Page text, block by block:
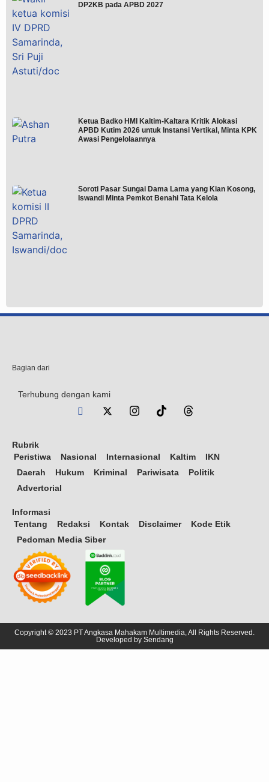
DP2KB pada APBD 2027
Ketua Badko HMI Kaltim-Kaltara Kritik Alokasi
APBD Kutim 2026 untuk Instansi Vertikal, Minta KPK
Awasi Pengelolaannya
Soroti Pasar Sungai Dama Lama yang Kian Kosong,
Iswandi Minta Pemkot Benahi Tata Kelola
Bagian dari
Terhubung dengan kami
Rubrik
Peristiwa
Nasional Internasional Kaltim
IKN
Daerah
Hukum Kriminal Pariwisata
Politik
Advertorial
Informasi
Tentang
Redaksi Kontak Disclaimer
Kode Etik
Pedoman Media Siber
Copyright © 2023 PT Angkasa Mahakam Multimedia, All Rights Reserved.
Developed by Sendang